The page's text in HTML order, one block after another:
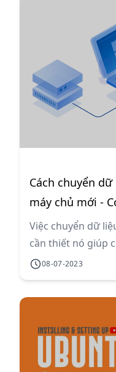
Cách chuyển
máy chủ mới -
ssh bằng lệnh
Việc chuyển dữ
cần thiết nó giúp
tải dữ liệu xuống
chủ vps mới
08-07-2023